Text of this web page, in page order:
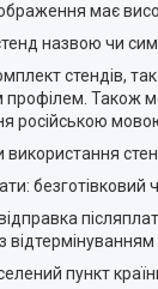
має
назвою чи
стендів,
Також
російською
безготівковий
пункт